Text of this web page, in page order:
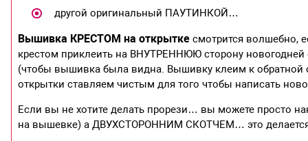
другой оригинальный ПАУТИНКОЙ…
Вышивка КРЕСТОМ на открытке смотрится волшебно,
крестом приклеить на ВНУТРЕННЮЮ сторону
(чтобы вышивка была видна. Вышивку клеим к обратной
открытки ставляем чистым для того чтобы написать
Если вы не хотите делать прорези… вы можете просто
на вышевке) а ДВУХСТОРОННИМ СКОТЧЕМ… это делается